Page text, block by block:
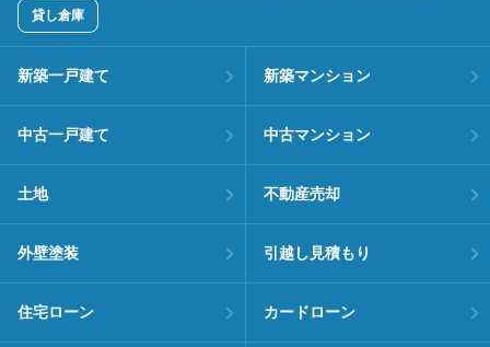
貸し倉庫
新築一戸建て 新築マンション
中古一戸建て 中古マンション
土地 不動産売却
外壁塗装 引越し見積もり
住宅ローン カードローン